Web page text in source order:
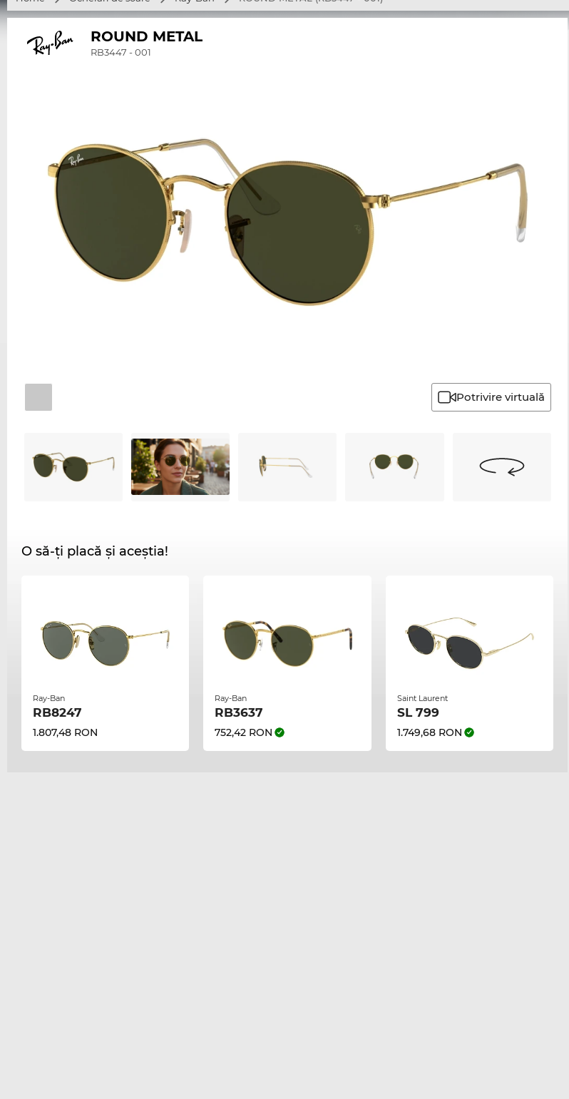
ROUND METAL
RB3447 - 001
Potrivire virtuală
O să-ți placă și aceștia!
Ray-Ban
RB8247
1.807,48 RON
Ray-Ban
RB3637
752,42 RON
Saint Laurent
SL 799
1.749,68 RON